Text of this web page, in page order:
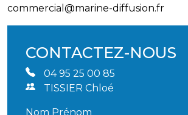
commercial@marine-diffusion.fr
CONTACTEZ-NOUS
04 95 25 00 85
TISSIER Chloé
Nom Prénom